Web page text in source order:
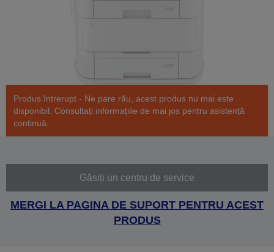
Produs întrerupt - Ne pare rău, acest produs nu mai este
disponibil. Consultați informațiile de mai jos pentru asistență
continuă.
Găsiți un centru de service
MERGI LA PAGINA DE SUPORT PENTRU ACEST
PRODUS